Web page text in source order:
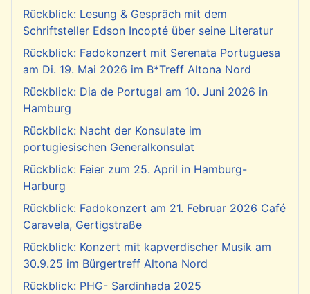
Rückblick: Lesung & Gespräch mit dem
Schriftsteller Edson Incopté über seine Literatur
Rückblick: Fadokonzert mit Serenata Portuguesa
am Di. 19. Mai 2026 im B*Treff Altona Nord
Rückblick: Dia de Portugal am 10. Juni 2026 in
Hamburg
Rückblick: Nacht der Konsulate im
portugiesischen Generalkonsulat
Rückblick: Feier zum 25. April in Hamburg-
Harburg
Rückblick: Fadokonzert am 21. Februar 2026 Café
Caravela, Gertigstraße
Rückblick: Konzert mit kapverdischer Musik am
30.9.25 im Bürgertreff Altona Nord
Rückblick: PHG- Sardinhada 2025